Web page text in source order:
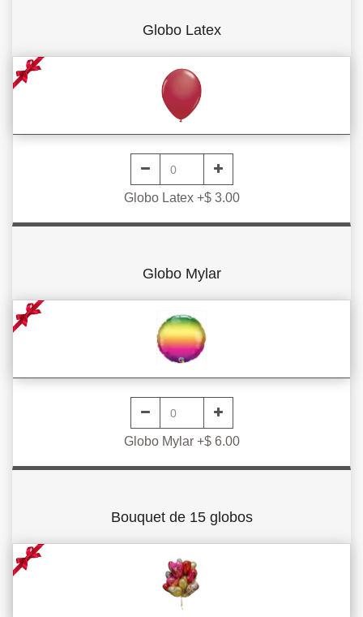
Globo Latex
Globo Latex +$ 3.00
Globo Mylar
Globo Mylar +$ 6.00
Bouquet de 15 globos